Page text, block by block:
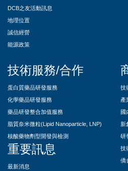
DCB之友活動訊息
地理位置
誠信經營
能源政策
技術服務/合作
蛋白質藥品研發服務
化學藥品研發服務
藥品研發整合加值服務
脂質奈米微粒(Lipid Nanoparticle, LNP)
核酸藥物劑型開發與檢測
重要訊息
最新消息
技
產
國
新
研
技
僑